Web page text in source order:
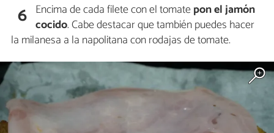
6 Encima de cada filete con el tomatepon el jamón
cocido. Cabe destacar que también puedes hacer
la milanesa a la napolitana con rodajas de tomate.